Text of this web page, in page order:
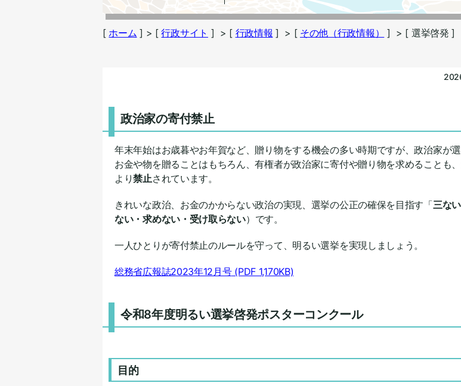
[ ホーム ] > [行政サイト ] > [ 行政情報 ] > [ その他（行政情報） ] > [ 選挙啓発 ]
政治家の寄付禁止
年末年始はお歳暮やお年賀など、贈り物をする機会の多い時期ですが、政治家が
お金や物を贈ることはもちろん、有権者が政治家に寄付や贈り物を求めることも
より禁止されています。
きれいな政治、お金のかからない政治の実現、選挙の公正の確保を目指す「三な
ない・求めない・受け取らない）です。
一人ひとりが寄付禁止のルールを守って、明るい選挙を実現しましょう。
総務省広報誌2023年12月号(PDF 1,170KB)
令和8年度明るい選挙啓発ポスターコンクール
目的